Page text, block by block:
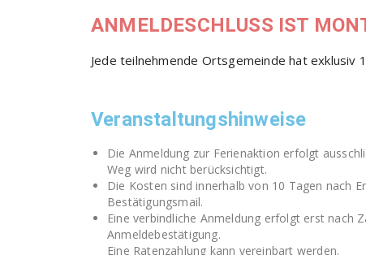
ANMELDESCHLUSS IST
Jede teilnehmende Ortsgemeinde hat
Veranstaltungshinweise
Die Anmeldung zur Ferienaktion erfolgt
Weg wird nicht berücksichtigt.
Die Kosten sind innerhalb von 10 Tagen nach
Bestätigungsmail.
Eine verbindliche Anmeldung erfolgt erst nach
Anmeldebestätigung.
Eine Ratenzahlung kann vereinbart werden.